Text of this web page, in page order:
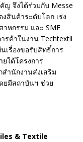
ญ จึงได้ร่วมกับ Messe
สินค้าระดับโลก เร่ง
หกรรม และ SME
รค้าในงาน Techtextil
เรื่องขอรับสิทธิ์การ
ใต้โครงการ
สำนักงานส่งเสริม
ยมีสถาบันฯ ช่วย
& Textile